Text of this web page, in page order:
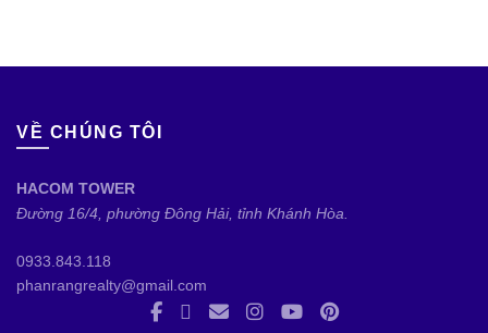
VỀ CHÚNG TÔI
HACOM TOWER
Đường 16/4, phường Đông Hải, tỉnh Khánh Hòa.
0933.843.118
phanrangrealty@gmail.com